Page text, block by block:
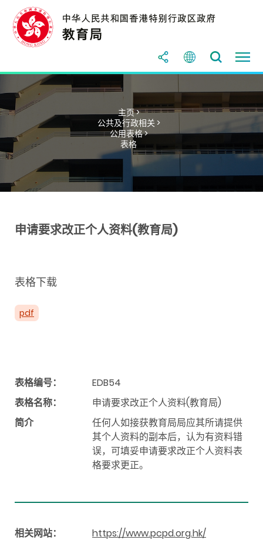
主页 >
公共及行政相关 >
公用表格 >
表格
申请要求改正个人资料(教育局)
表格下载
pdf
表格编号：
EDB54
表格名称：
申请要求改正个人资料(教育局)
简介
任何人如接获教育局局应其所请提供
其个人资料的副本后，认为有资料错
误，可填妥申请要求改正个人资料表
格要求更正。
相关网站： https://www.pcpd.org.hk/